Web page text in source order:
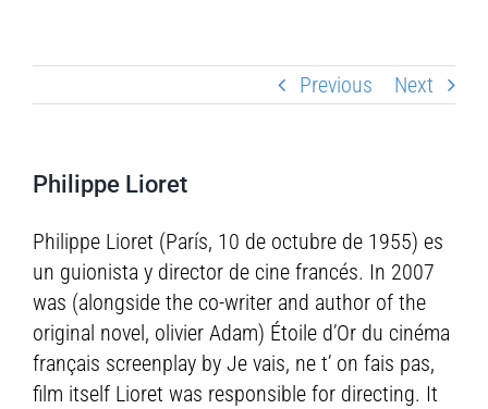
Previous Next
Philippe Lioret
Philippe Lioret (París, 10 de octubre de 1955) es
un guionista y director de cine francés. In 2007
was (alongside the co-writer and author of the
original novel, olivier Adam) Étoile d’Or du cinéma
français screenplay by Je vais, ne t’ on fais pas,
film itself Lioret was responsible for directing. It